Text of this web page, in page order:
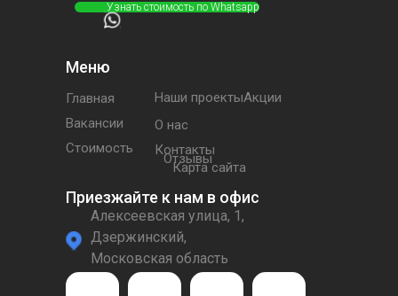
Алексеевская улица, 1,
Дзержинский,
Московская область
Меню
Главная
Вакансии
Стоимость
Наши проектыАкции
О нас
Контакты
Приезжайте к нам в офис
⠀⠀⠀⠀Узнать стоимость по Whatsapp
Отзывы
Карта сайта